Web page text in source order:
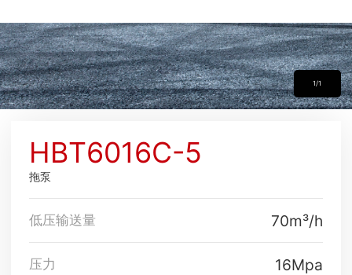
1/1
HBT6016C-5
拖泵
低压输送量 70m³/h
压力 16Mpa